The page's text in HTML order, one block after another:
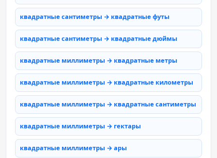
квадратные сантиметры → квадратные футы
квадратные сантиметры → квадратные дюймы
квадратные миллиметры → квадратные метры
квадратные миллиметры → квадратные километры
квадратные миллиметры → квадратные сантиметры
квадратные миллиметры → гектары
квадратные миллиметры → ары